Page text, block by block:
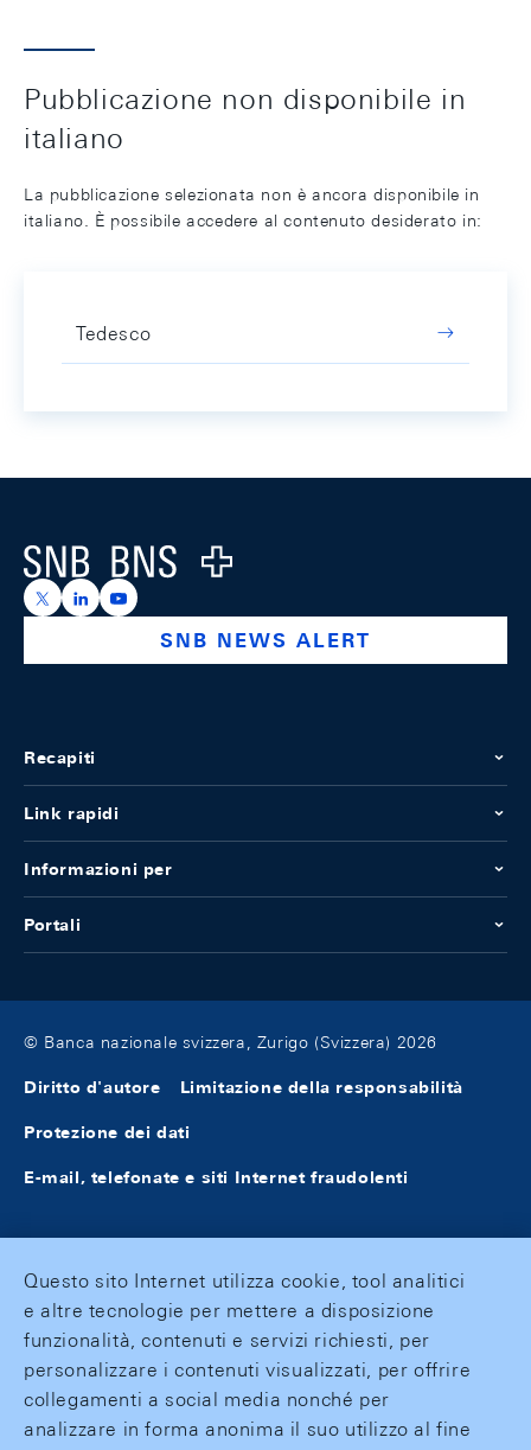
Pubblicazione non disponibile in
italiano
La pubblicazione selezionata non è ancora disponibile in
italiano. È possibile accedere al contenuto desiderato in:
Tedesco
Logo
https://x.com/snb_bns
https://ch.linkedin.com/company/swiss-national-
https://www.youtube.com/@swissnationalbank
SNB NEWS ALERT
Recapiti
Link rapidi
Informazioni per
Portali
© Banca nazionale svizzera, Zurigo (Svizzera) 2026
Diritto d'autore Limitazione della responsabilità
Protezione dei dati
E-mail, telefonate e siti Internet fraudolenti
Questo sito Internet utilizza cookie, tool analitici
e altre tecnologie per mettere a disposizione
funzionalità, contenuti e servizi richiesti, per
personalizzare i contenuti visualizzati, per offrire
collegamenti a social media nonché per
analizzare in forma anonima il suo utilizzo al fine